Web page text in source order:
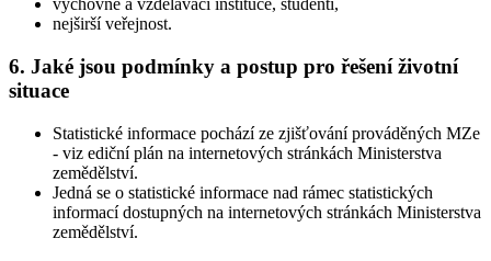
výchovné a vzdělávací instituce, studenti,
nejširší veřejnost.
6. Jaké jsou podmínky a postup pro řešení životní
situace
Statistické informace pochází ze zjišťování prováděných MZe
- viz ediční plán na internetových stránkách Ministerstva
zemědělství.
Jedná se o statistické informace nad rámec statistických
informací dostupných na internetových stránkách Ministerstva
zemědělství.